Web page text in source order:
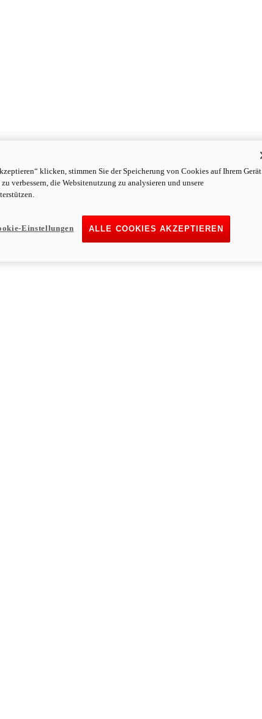
klicken, stimmen Sie der Speicherung von Cookies auf Ihrem Gerät
verbessern, die Websitenutzung zu analysieren und unsere
ALLE COOKIES AKZEPTIEREN
Einstellungen